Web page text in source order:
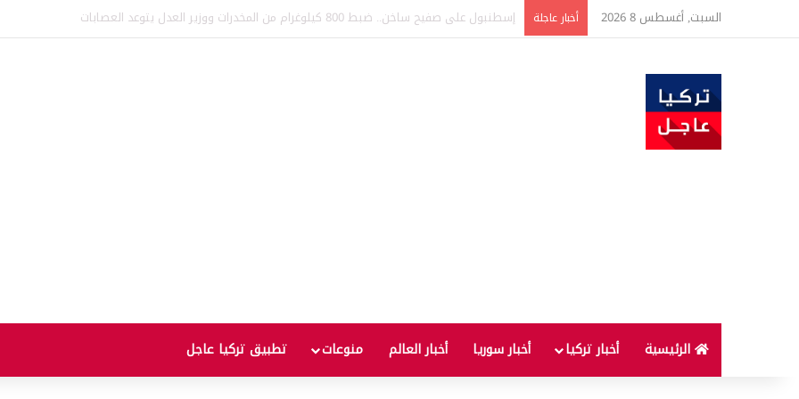
السبت, أغسطس 8 2026 أخبار عاجلة دخان حريق يتسبب بكارثة على طريق أنطاليا.. تصادم 13 سيارة وإصابة 3 أشخاص (فيديو)
الرئيسية أخبار تركيا أخبار سوريا أخبار العالم منوعات تطبيق تركيا عاجل